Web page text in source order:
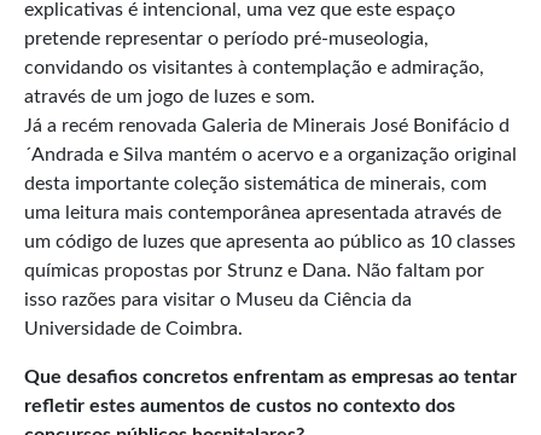
explicativas é intencional, uma vez que este espaço
pretende representar o período pré-museologia,
convidando os visitantes à contemplação e admiração,
através de um jogo de luzes e som.
Já a recém renovada Galeria de Minerais José Bonifácio d
´Andrada e Silva mantém o acervo e a organização original
desta importante coleção sistemática de minerais, com
uma leitura mais contemporânea apresentada através de
um código de luzes que apresenta ao público as 10 classes
químicas propostas por Strunz e Dana. Não faltam por
isso razões para visitar o Museu da Ciência da
Universidade de Coimbra.
Que desafios concretos enfrentam as empresas ao tentar
refletir estes aumentos de custos no contexto dos